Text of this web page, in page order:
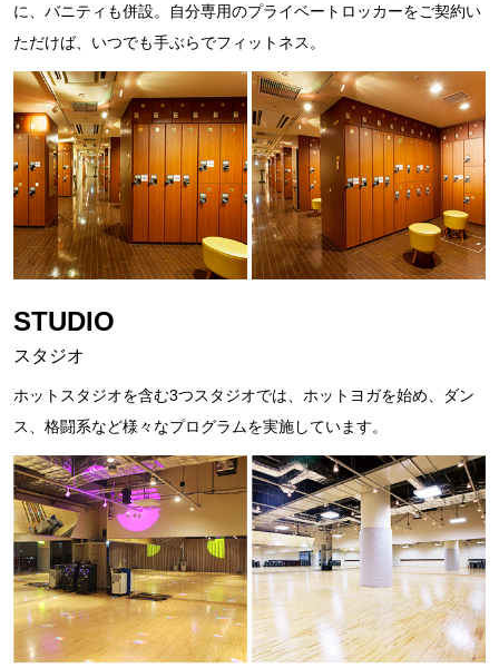
に、バニティも併設。自分専用のプライベートロッカーをご契約い
ただけば、いつでも手ぶらでフィットネス。
STUDIO
スタジオ
ホットスタジオを含む3つスタジオでは、ホットヨガを始め、ダン
ス、格闘系など様々なプログラムを実施しています。